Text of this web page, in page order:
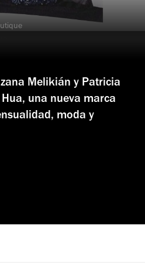
Melikián y Patricia
una nueva marca
moda y